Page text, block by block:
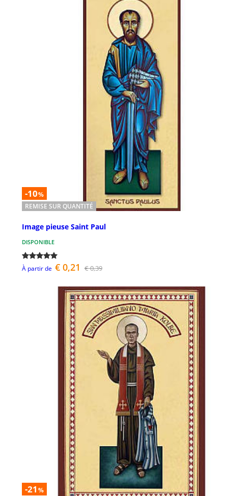
-10%
REMISE SUR QUANTITÉ
Image pieuse Saint Paul
DISPONIBLE
À partir de € 0,21 € 0,39
-21 %